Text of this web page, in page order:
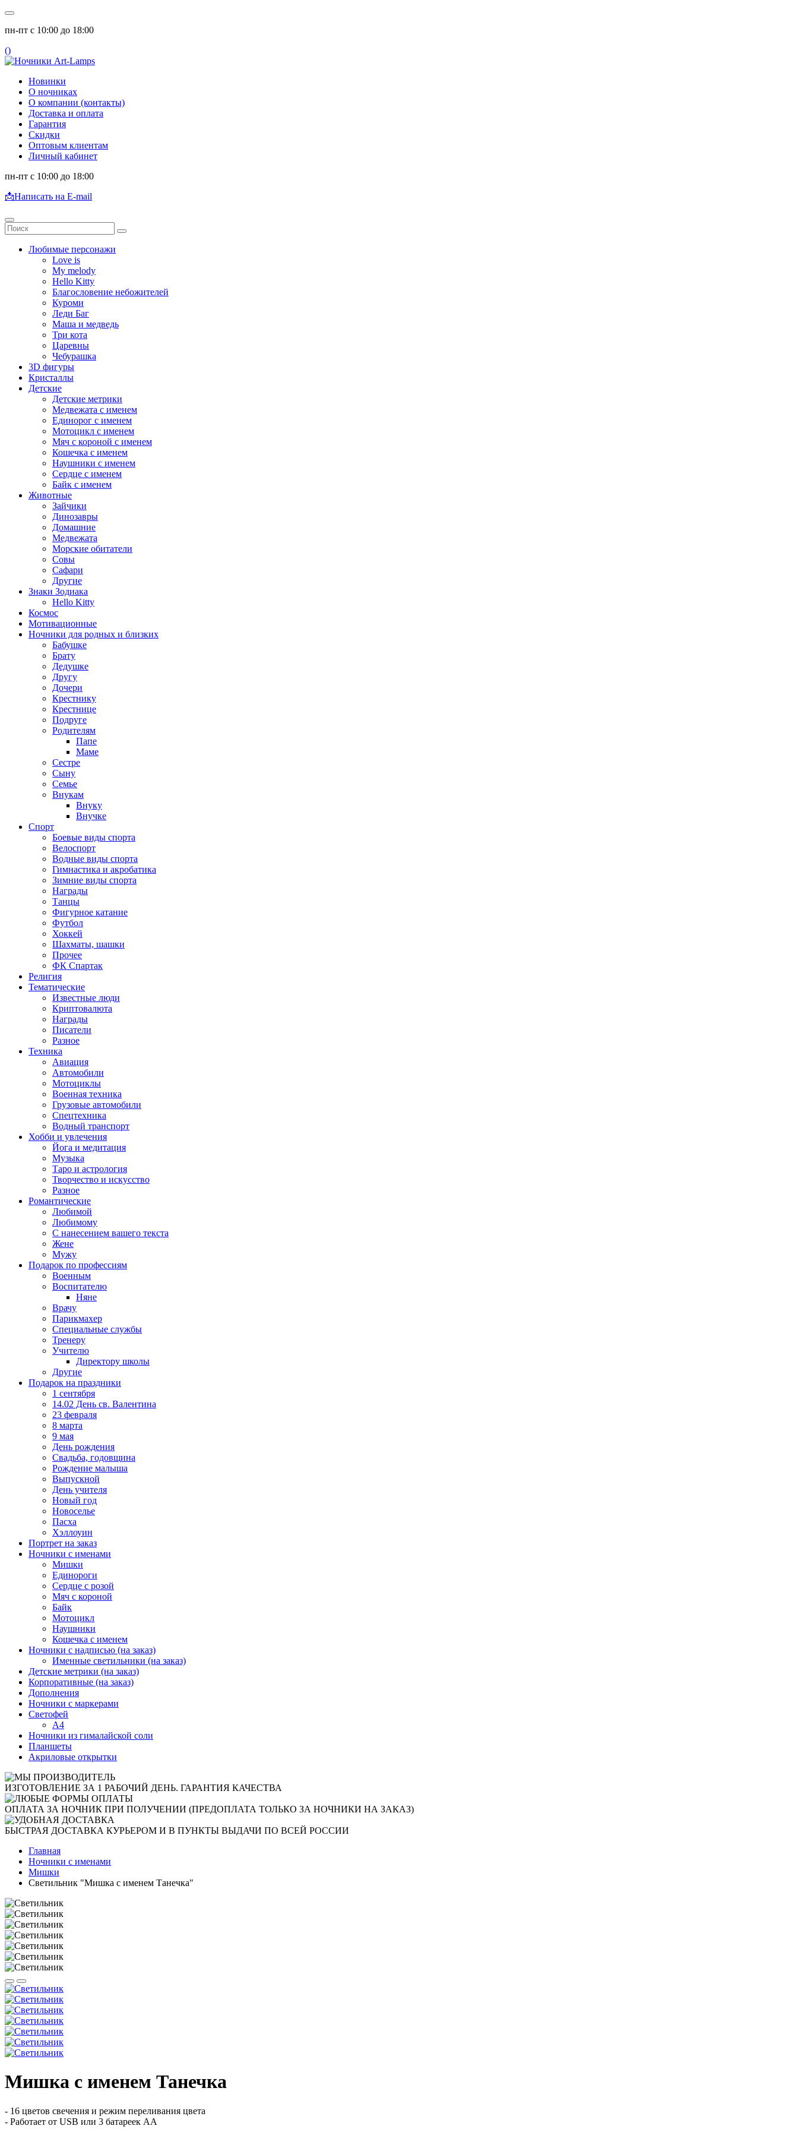
пн-пт с 10:00 до 18:00
()
Новинки
О ночниках
О компании (контакты)
Доставка и оплата
Гарантия
Скидки
Оптовым клиентам
Личный кабинет
пн-пт с 10:00 до 18:00
📩Написать на E-mail
Любимые персонажи
Love is
My melody
Hello Kitty
Благословение небожителей
Куроми
Леди Баг
Маша и медведь
Три кота
Царевны
Чебурашка
3D фигуры
Кристаллы
Детские
Детские метрики
Медвежата с именем
Единорог с именем
Мотоцикл с именем
Мяч с короной с именем
Кошечка с именем
Наушники с именем
Сердце с именем
Байк с именем
Животные
Зайчики
Динозавры
Домашние
Медвежата
Морские обитатели
Совы
Сафари
Другие
Знаки Зодиака
Hello Kitty
Космос
Мотивационные
Ночники для родных и близких
Бабушке
Брату
Дедушке
Другу
Дочери
Крестнику
Крестнице
Подруге
Родителям
Папе
Маме
Сестре
Сыну
Семье
Внукам
Внуку
Внучке
Спорт
Боевые виды спорта
Велоспорт
Водные виды спорта
Гимнастика и акробатика
Зимние виды спорта
Награды
Танцы
Фигурное катание
Футбол
Хоккей
Шахматы, шашки
Прочее
ФК Спартак
Религия
Тематические
Известные люди
Криптовалюта
Награды
Писатели
Разное
Техника
Авиация
Автомобили
Мотоциклы
Военная техника
Грузовые автомобили
Спецтехника
Водный транспорт
Хобби и увлечения
Йога и медитация
Музыка
Таро и астрология
Творчество и искусство
Разное
Романтические
Любимой
Любимому
С нанесением вашего текста
Жене
Мужу
Подарок по профессиям
Военным
Воспитателю
Няне
Врачу
Парикмахер
Специальные службы
Тренеру
Учителю
Директору школы
Другие
Подарок на праздники
1 сентября
14.02 День св. Валентина
23 февраля
8 марта
9 мая
День рождения
Свадьба, годовщина
Рождение малыша
Выпускной
День учителя
Новый год
Новоселье
Пасха
Хэллоуин
Портрет на заказ
Ночники с именами
Мишки
Единороги
Сердце с розой
Мяч с короной
Байк
Мотоцикл
Наушники
Кошечка с именем
Ночники с надписью (на заказ)
Именные светильники (на заказ)
Детские метрики (на заказ)
Корпоративные (на заказ)
Дополнения
Ночники с маркерами
Светофей
А4
Ночники из гималайской соли
Планшеты
Акриловые открытки
ИЗГОТОВЛЕНИЕ ЗА 1 РАБОЧИЙ ДЕНЬ. ГАРАНТИЯ КАЧЕСТВА
ОПЛАТА ЗА НОЧНИК ПРИ ПОЛУЧЕНИИ (ПРЕДОПЛАТА ТОЛЬКО ЗА НОЧНИКИ НА ЗАКАЗ)
БЫСТРАЯ ДОСТАВКА КУРЬЕРОМ И В ПУНКТЫ ВЫДАЧИ ПО ВСЕЙ РОССИИ
Главная
Ночники с именами
Мишки
Светильник "Мишка с именем Танечка"
Мишка с именем Танечка
- 16 цветов свечения и режим переливания цвета
- Работает от USB или 3 батареек АА